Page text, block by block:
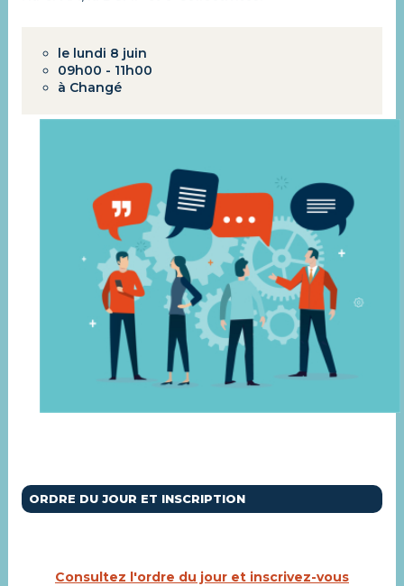
le lundi 8 juin
09h00 - 11h00
à Changé
ORDRE DU JOUR ET INSCRIPTION
Consultez l'ordre du jour et inscrivez-vous